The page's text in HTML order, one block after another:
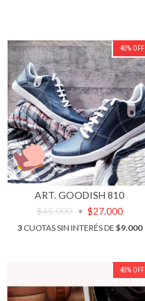
40% OFF
ART. GOODISH 810
$45.000
$27.000
3CUOTAS SIN INTERÉS DE $9.000
40% OFF